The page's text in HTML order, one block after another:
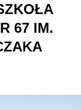
67 IM.